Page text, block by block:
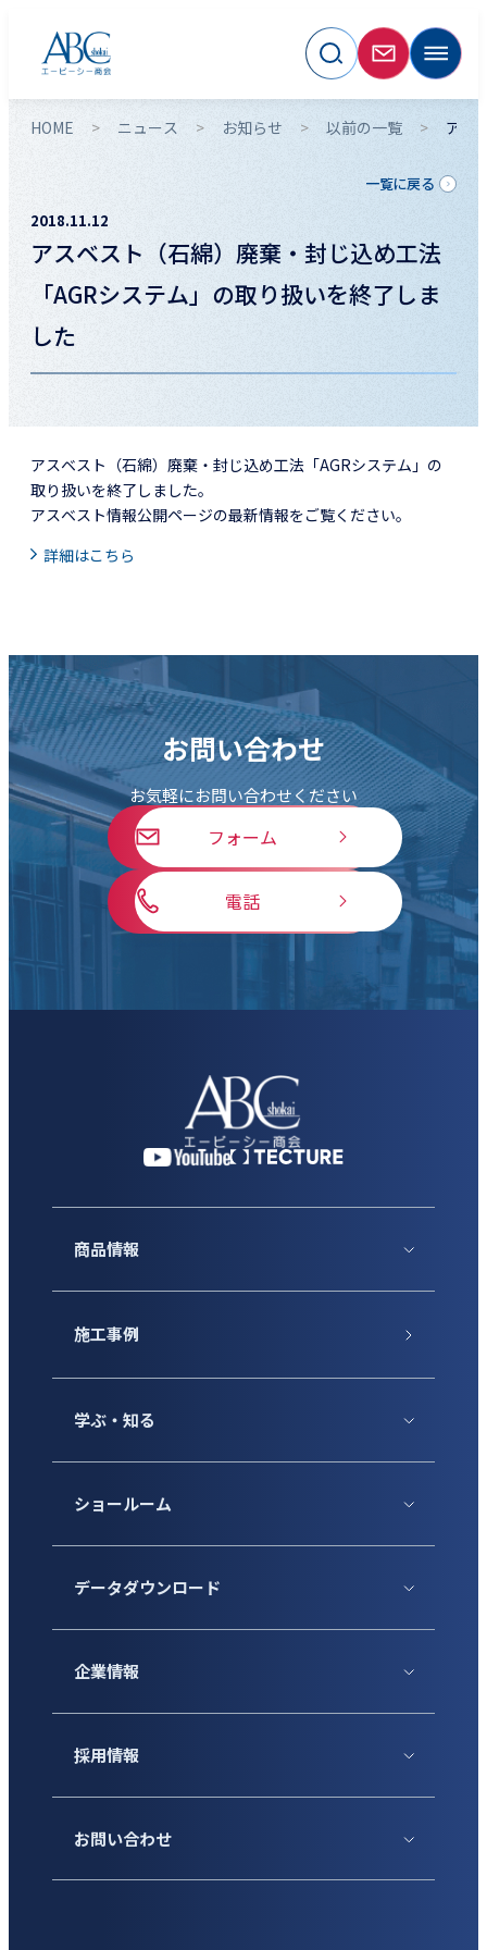
HOME ニュース お知らせ 以前の一覧 アス
2018.11.12
アスベスト（石綿）廃棄・封じ込め工法
「AGRシステム」の取り扱いを終了しま
した
一覧に戻る
アスベスト（石綿）廃棄・封じ込め工法「AGRシステム」の
取り扱いを終了しました。
アスベスト情報公開ページの最新情報をご覧ください。
詳細はこちら
お問い合わせ
お気軽にお問い合わせください
フォーム
電話
商品情報
施工事例
学ぶ・知る
ショールーム
データダウンロード
企業情報
採用情報
お問い合わせ